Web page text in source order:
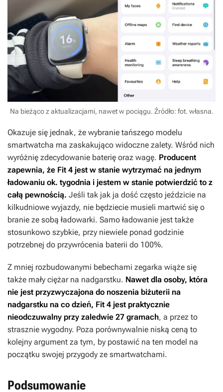
Na bieżąco z aktualizacjami, nawet w pociągu. Źródło: fot. własna.
Okazuje się jednak, że wybranie tańszego modelu
smartwatcha ma zaskakująco widoczne zalety. Wśród nich
wyróżnię zdecydowanie baterię oraz wagę. Producent
zapewnia, że Fit 4 jest w stanie wytrzymać na jednym
ładowaniu ok. tygodnia i jestem w stanie potwierdzić to z
całą pewnością. Jeśli tak jak ja dość często jeździcie na
kilkudniowe wyjazdy, nie będziecie musieli martwić się o
branie ze sobą ładowarki. Samo ładowanie jest także
stosunkowo szybkie, przy niewiele ponad godzinie
potrzebnej do przywrócenia baterii do 100%.
Z mniej rozbudowanymi bebechami zegarka wiąże się
także mały ciężar na nadgarstku. Nawet dla osoby, która
nie jest przyzwyczajona do noszenia biżuterii na
nadgarstku na co dzień, Fit 4 jest praktycznie
nieodczuwalny przy zaledwie 27 gramach, a przez to
strasznie wygodny. Poza porównywalnie niską ceną to
kolejny argument za tym, by postawić na ten model na
początku swojej przygody ze smartwatchami.
Podsumowanie